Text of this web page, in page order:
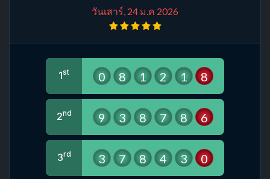
วันเสาร์, 24 ม.ค 2026
1st 0 8 1 2 1 8
2nd 9 3 8 7 8 6
3rd 3 7 8 4 3 0